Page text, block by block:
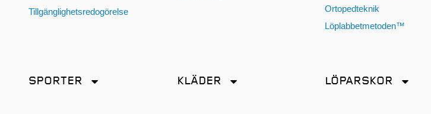
Tillgänglighetsredogörelse
Ortopedteknik
Löplabbetmetoden™
SPORTER KLÄDER LÖPARSKOR